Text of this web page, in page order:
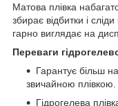
Матова плівка
збирає відбитки і
гарно виглядає на
Переваги
Гарантує більш
звичайною плівкою.
Гідрогелева